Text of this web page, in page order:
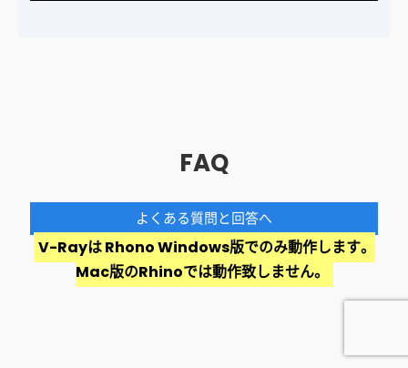
FAQ
よくある質問と回答へ
V-Rayは Rhono Windows版でのみ動作します。
Mac版のRhinoでは動作致しません。